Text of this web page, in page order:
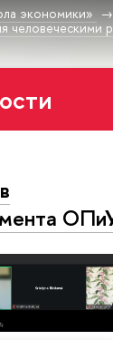
экономики»
человеческими